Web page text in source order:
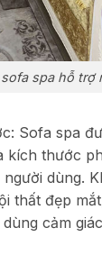
spa hỗ trợ
Sofa spa
kích thước
dùng.
thất đẹp
cảm